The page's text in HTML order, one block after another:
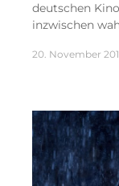
deutschen
inzwischen
20. November